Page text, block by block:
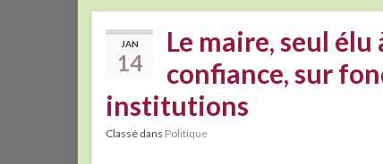
JAN
14
Le maire, seul
confiance, sur
institutions
Classé dans Politique